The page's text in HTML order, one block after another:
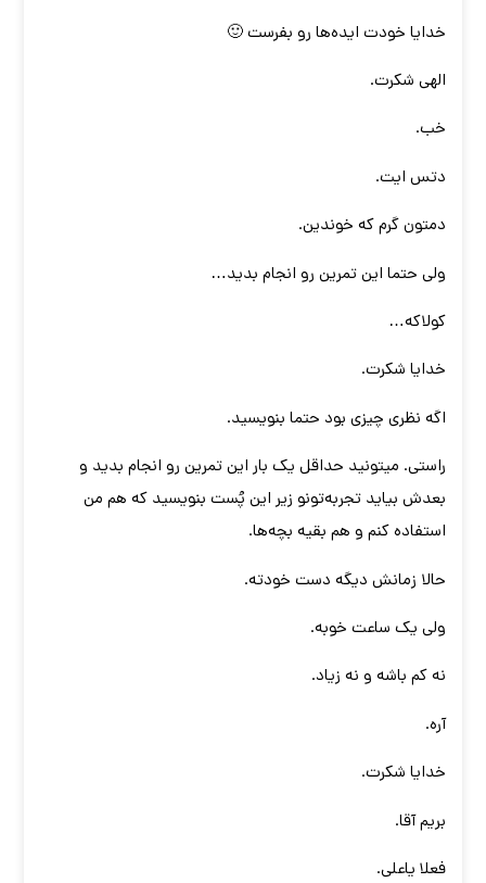
خدایا خودت ایده‌ها رو بفرست 🙂
الهی شکرت.
خب.
دتس ایت.
دمتون گرم که خوندین.
ولی حتما این تمرین رو انجام بدید…
کولاکه…
خدایا شکرت.
اگه نظری چیزی بود حتما بنویسید.
راستی. میتونید حداقل یک بار این تمرین رو انجام بدید و
بعدش بیاید تجربه‌تونو زیر این پُست بنویسید که هم من
استفاده کنم و هم بقیه بچه‌ها.
حالا زمانش دیگه دست خودته.
ولی یک ساعت خوبه.
نه کم باشه و نه زیاد.
آره.
خدایا شکرت.
بریم آقا.
فعلا یاعلی.